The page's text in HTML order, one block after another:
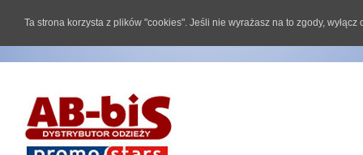
Ta strona korzysta z plików "cookies". Jeśli nie wyrażasz na to zgody,